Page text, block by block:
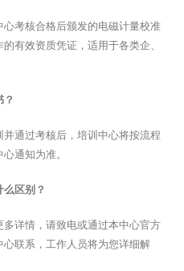
考核合格后颁发的电磁计量校准
有效资质凭证，适用于各类企、
通过考核后，培训中心将按流程
通知为准。
区别？
详情，请致电或通过本中心官方
联系，工作人员将为您详细解